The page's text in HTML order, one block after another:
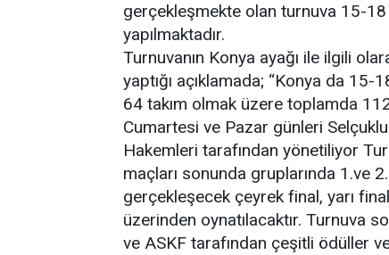
gerçekleşmekte olan turnuva 15-
yapılmaktadır.
Turnuvanın Konya ayağı ile ilgili
yaptığı açıklamada; “Konya da
64 takım olmak üzere toplamda
Cumartesi ve Pazar günleri Selçuklu
Hakemleri tarafından yönetiliyor
maçları sonunda gruplarında 1.ve
gerçekleşecek çeyrek final, yarı
üzerinden oynatılacaktır. Turnuva
ve ASKF tarafından çeşitli ödüller